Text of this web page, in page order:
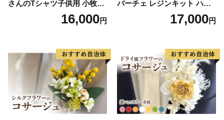
メールアドレス：support@taito.furusato-lg.jp
区では、ご厚意による寄附金のうち、100万円以上の
寄附金について、寄附者様の意向を踏まえて基金を設置
しています。
基金については、区で直接寄附申込を受け付け、寄附
目的等をお伺いしますので、事前に下記担当までお問い
合わせ下さい。
さんのTシャツ子供用 小牧市
16,000円
バーチェ レジンキット ハン
ドメイド レジンクラフト ア
クセサリーキット 手作り セ
17,000円